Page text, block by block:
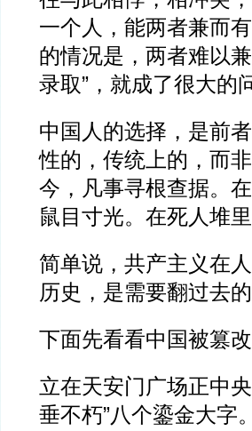
一个人，能两者兼而
的情况是，两者难以
录取”，就成了很大的
中国人的选择，是前
性的，传统上的，而
今，凡事寻根查据。
鼠目寸光。在死人堆
简单说，共产主义在
历史，是需要翻过去的
下面先看看中国被篡
立在天安门广场正中
垂不朽”八个鎏金大字